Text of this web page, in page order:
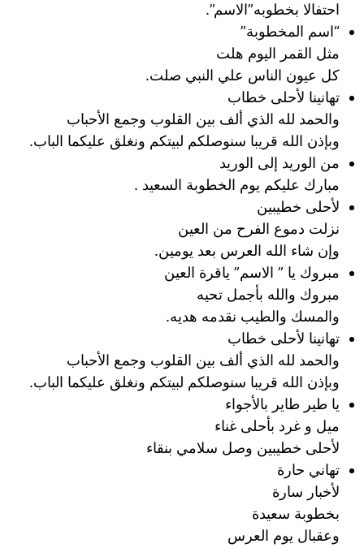
احتفالا بخطوبه”الاسم”.
“اسم المخطوبة”
مثل القمر اليوم هلت
كل عيون الناس علي النبي صلت.
تهانينا لأحلى خطاب
والحمد لله الذي ألف بين القلوب وجمع الأحباب
وبإذن الله قريبا سنوصلكم لبيتكم ونغلق عليكما الباب.
من الوريد إلى الوريد
مبارك عليكم يوم الخطوبة السعيد .
لأحلى خطيبين
نزلت دموع الفرح من العين
وإن شاء الله العرس بعد يومين.
مبروك يا ” الاسم” ياقرة العين
مبروك والله بأجمل تحيه
والمسك والطيب نقدمه هديه.
تهانينا لأحلى خطاب
والحمد لله الذي ألف بين القلوب وجمع الأحباب
وبإذن الله قريبا سنوصلكم لبيتكم ونغلق عليكما الباب.
يا طير طاير بالأجواء
ميل و غرد بأحلى غناء
لأحلى خطيبين وصل سلامي بنقاء
تهاني حارة
لأخبار سارة
بخطوبة سعيدة
وعقبال يوم العرس